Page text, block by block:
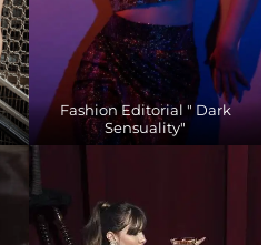
Fashion Editorial " Dark
Sensuality"